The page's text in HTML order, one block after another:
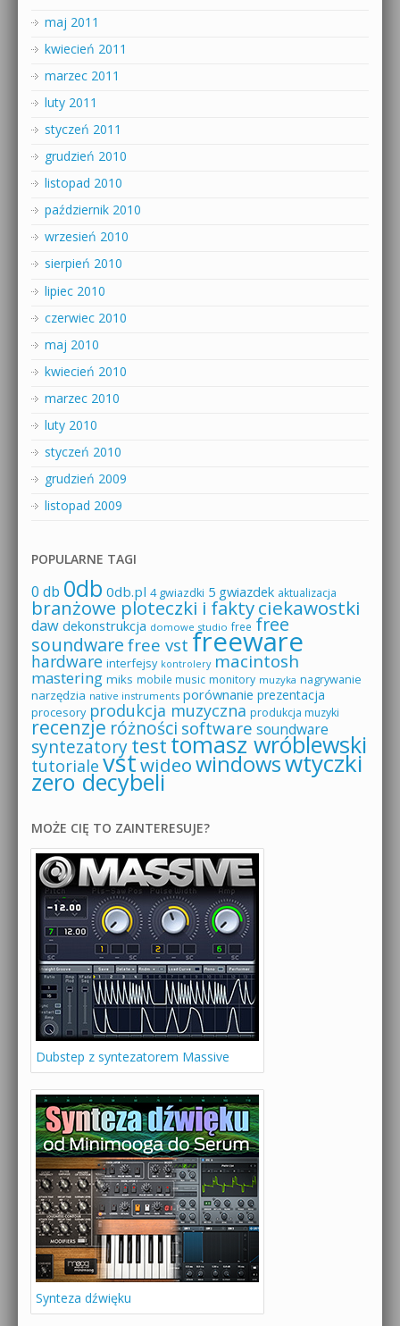
maj 2011
kwiecień 2011
marzec 2011
luty 2011
styczeń 2011
grudzień 2010
listopad 2010
październik 2010
wrzesień 2010
sierpień 2010
lipiec 2010
czerwiec 2010
maj 2010
kwiecień 2010
marzec 2010
luty 2010
styczeń 2010
grudzień 2009
listopad 2009
POPULARNE TAGI
0 db 0db 0db.pl 4 gwiazdki 5 gwiazdek aktualizacja
branżowe ploteczki i faktyciekawostki
daw dekonstrukcja domowe studio free free
soundware free vst freeware
hardware interfejsy kontrolery macintosh
mastering miks mobile music monitory muzyka nagrywanie
narzędzia native instruments porównanie prezentacja
procesory produkcja muzyczna produkcja muzyki
recenzje różności software soundware
syntezatorytesttomasz wróblewski
tutoriale vstwideowindowswtyczki
zero decybeli
MOŻE CIĘ TO ZAINTERESUJE?
Dubstep z syntezatorem Massive
Synteza dźwięku